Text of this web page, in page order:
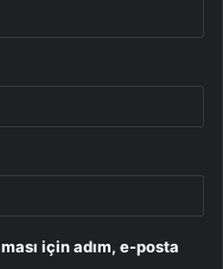
için adım, e-posta